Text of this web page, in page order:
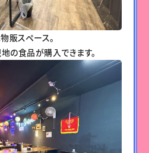
販スペース。
の食品が購入できます。